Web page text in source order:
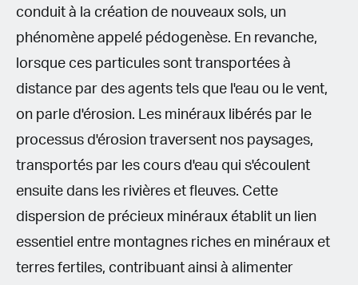
conduit à la création de nouveaux sols, un
phénomène appelé pédogenèse. En revanche,
lorsque ces particules sont transportées à
distance par des agents tels que l'eau ou le vent,
on parle d'érosion. Les minéraux libérés par le
processus d'érosion traversent nos paysages,
transportés par les cours d'eau qui s'écoulent
ensuite dans les rivières et fleuves. Cette
dispersion de précieux minéraux établit un lien
essentiel entre montagnes riches en minéraux et
terres fertiles, contribuant ainsi à alimenter